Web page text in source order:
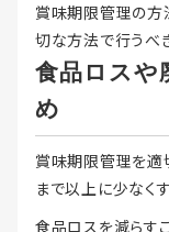
賞味期限管理の方
切な方法で行うべ
食品ロスや
め
賞味期限管理を適
まで以上に少なく
食品ロスを減らす